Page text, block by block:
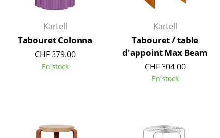
Lampes sans fil
... voir tous les luminaires
Lits doubles
Lits enfants
Kartell
Tabouret Colonna
CHF 379.00
En stock
Kartell
Tabouret / table
d'appoint Max Beam
CHF 304.00
En stock